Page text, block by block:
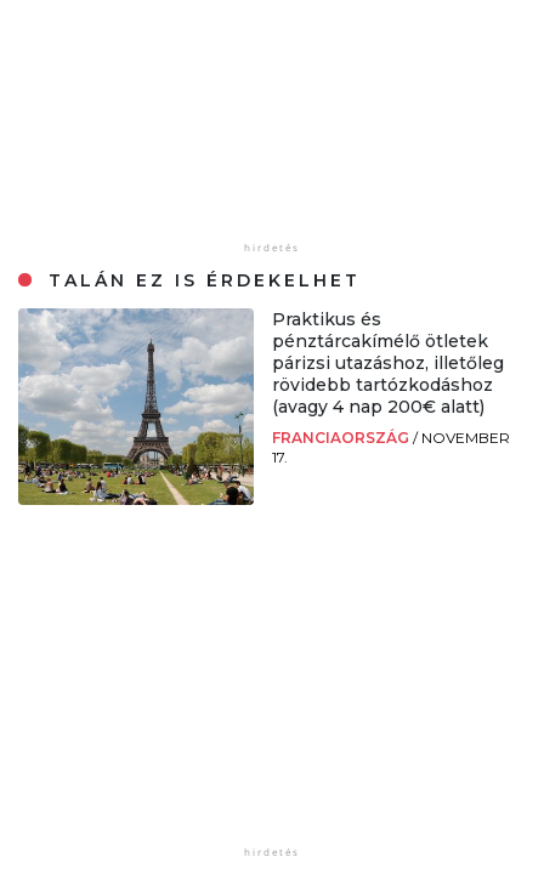
TALÁN EZ IS ÉRDEKELHET
Praktikus és
pénztárcakímélő ötletek
párizsi utazáshoz, illetőleg
rövidebb tartózkodáshoz
(avagy 4 nap 200€ alatt)
FRANCIAORSZÁG / NOVEMBER
17.